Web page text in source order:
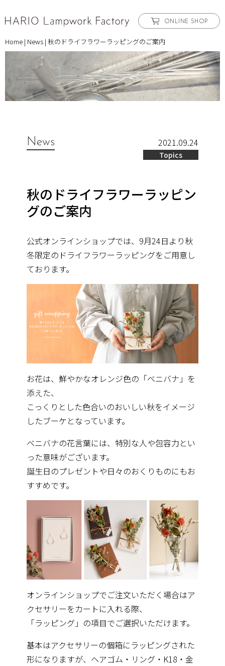
ONLINE SHOP
Home | News | 秋のドライフラワーラッピングのご案内
News 2021.09.24
Topics
秋のドライフラワーラッピン
グのご案内
公式オンラインショップでは、9月24日より秋
冬限定のドライフラワーラッピングをご用意し
ております。
お花は、鮮やかなオレンジ色の「ベニバナ」を
添えた、
こっくりとした色合いのおいしい秋をイメージ
したブーケとなっています。
ベニバナの花言葉には、 特別な人や包容力とい
った意味がございます。
誕生日のプレゼントや日々のおくりものにもお
すすめです。
オンラインショップでご注文いただく場合はア
クセサリーをカートに入れる際、
「ラッピング」の項目でご選択いただけます。
基本はアクセサリーの個箱にラッピングされた
形になりますが、 ヘアゴム・リング・K18・金